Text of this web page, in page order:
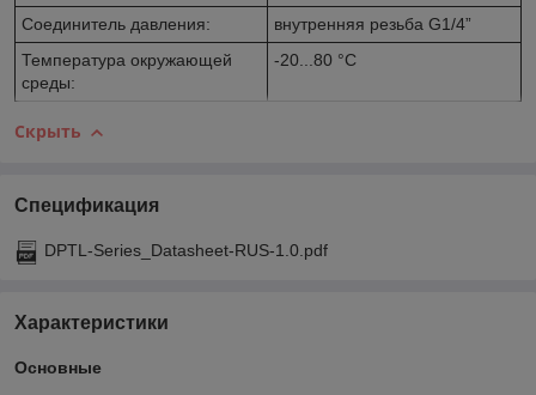
Соединитель давления:
внутренняя резьба G1/4”
Температура окружающей
среды:
-20...80 °C
Скрыть
Спецификация
DPTL-Series_Datasheet-RUS-1.0.pdf
Характеристики
Основные